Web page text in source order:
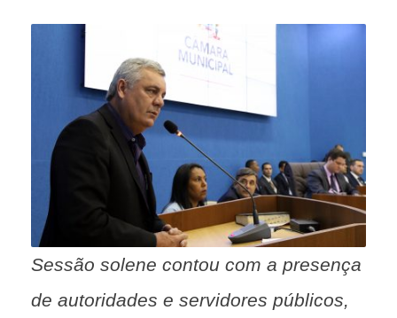
Sessão solene contou com a presença
de autoridades e servidores públicos,